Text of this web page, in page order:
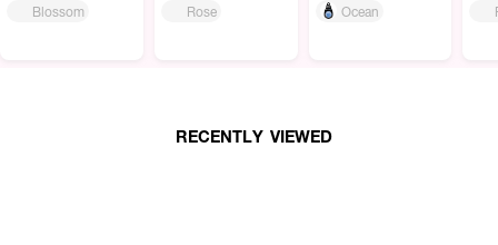
Blossom
Rose
Ocean
RECENTLY VIEWED